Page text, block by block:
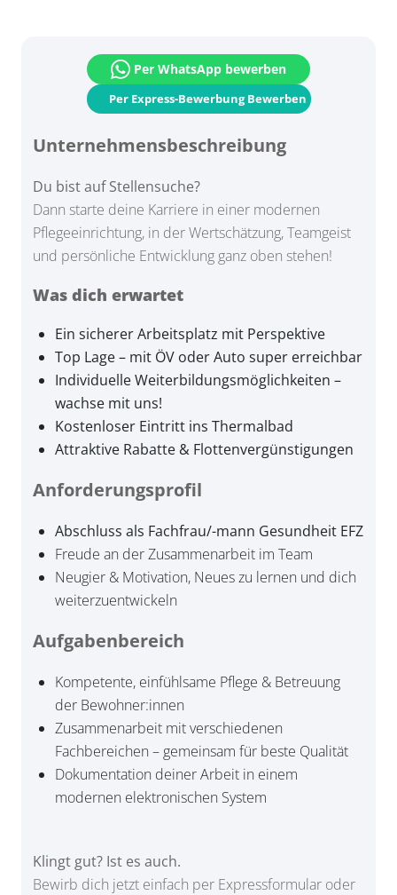
Per Express-Bewerbung Bewerben
Per WhatsApp bewerben
Unternehmensbeschreibung
Du bist auf Stellensuche?
Dann starte deine Karriere in einer modernen
Pflegeeinrichtung, in der Wertschätzung, Teamgeist
und persönliche Entwicklung ganz oben stehen!
Was dich erwartet
Ein sicherer Arbeitsplatz mit Perspektive
Top Lage – mit ÖV oder Auto super erreichbar
Individuelle Weiterbildungsmöglichkeiten –
wachse mit uns!
Kostenloser Eintritt ins Thermalbad
Attraktive Rabatte & Flottenvergünstigungen
Anforderungsprofil
Abschluss als Fachfrau/-mann Gesundheit EFZ
Freude an der Zusammenarbeit im Team
Neugier & Motivation, Neues zu lernen und dich
weiterzuentwickeln
Aufgabenbereich
Kompetente, einfühlsame Pflege & Betreuung
der Bewohner:innen
Zusammenarbeit mit verschiedenen
Fachbereichen – gemeinsam für beste Qualität
Dokumentation deiner Arbeit in einem
modernen elektronischen System
Klingt gut? Ist es auch.
Bewirb dich jetzt einfach per Expressformular oder